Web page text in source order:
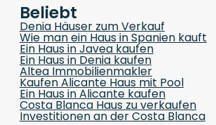
Beliebt
Denia Häuser zum Verkauf
Wie man ein Haus in Spanien kauft
Ein Haus in Javea kaufen
Ein Haus in Denia kaufen
Altea Immobilienmakler
Kaufen Alicante Haus mit Pool
Ein Haus in Alicante kaufen
Costa Blanca Haus zu verkaufen
Investitionen an der Costa Blanca